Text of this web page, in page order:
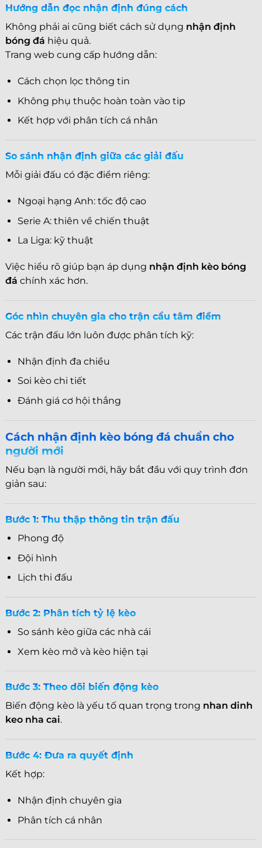
Hướng dẫn đọc nhận định đúng cách
Không phải ai cũng biết cách sử dụng nhận định
bóng đá hiệu quả.
Trang web cung cấp hướng dẫn:
Cách chọn lọc thông tin
Không phụ thuộc hoàn toàn vào tip
Kết hợp với phân tích cá nhân
So sánh nhận định giữa các giải đấu
Mỗi giải đấu có đặc điểm riêng:
Ngoại hạng Anh: tốc độ cao
Serie A: thiên về chiến thuật
La Liga: kỹ thuật
Việc hiểu rõ giúp bạn áp dụng nhận định kèo bóng
đá chính xác hơn.
Góc nhìn chuyên gia cho trận cầu tâm điểm
Các trận đấu lớn luôn được phân tích kỹ:
Nhận định đa chiều
Soi kèo chi tiết
Đánh giá cơ hội thắng
Cách nhận định kèo bóng đá chuẩn cho
người mới
Nếu bạn là người mới, hãy bắt đầu với quy trình đơn
giản sau:
Bước 1: Thu thập thông tin trận đấu
Phong độ
Đội hình
Lịch thi đấu
Bước 2: Phân tích tỷ lệ kèo
So sánh kèo giữa các nhà cái
Xem kèo mở và kèo hiện tại
Bước 3: Theo dõi biến động kèo
Biến động kèo là yếu tố quan trọng trong nhan dinh
keo nha cai.
Bước 4: Đưa ra quyết định
Kết hợp:
Nhận định chuyên gia
Phân tích cá nhân